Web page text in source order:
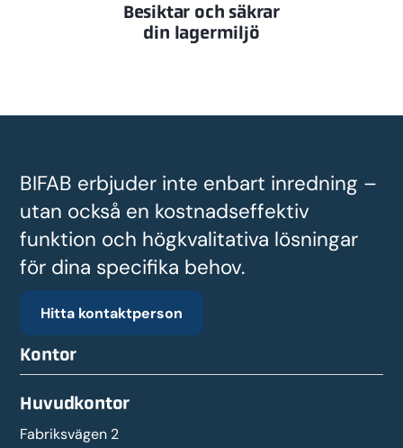
Besiktar och säkrar
din lagermiljö
BIFAB erbjuder inte enbart inredning –
utan också en kostnadseffektiv
funktion och högkvalitativa lösningar
för dina specifika behov.
Hitta kontaktperson
Kontor
Huvudkontor
Fabriksvägen 2